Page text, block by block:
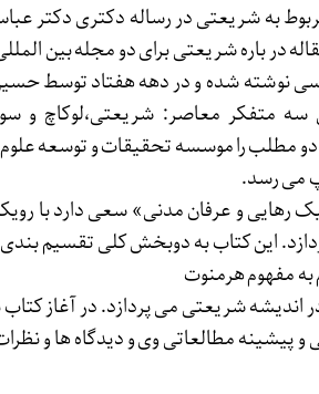
به شریعتی در رساله دکتری دکتر
در باره شریعتی برای دو مجله بین
نوشته شده و در دهه هفتاد توسط
متفکر معاصر: شریعتی،لوکاچ و
مطلب را موسسه تحقیقات و توسعه علوم
رهایی و عرفان مدنی» سعی دارد با
این کتاب به دوبخش کلی تقسیم
مفهوم هرمنوت
اندیشه شریعتی می پردازد. در آغاز
پیشینه مطالعاتی وی و دیدگاه ها و